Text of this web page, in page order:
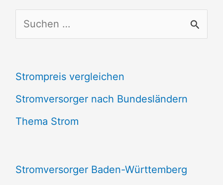
u
h
e
n
Strompreis vergleichen
Stromversorger nach Bundesländern
Thema Strom
Stromversorger Baden-Württemberg